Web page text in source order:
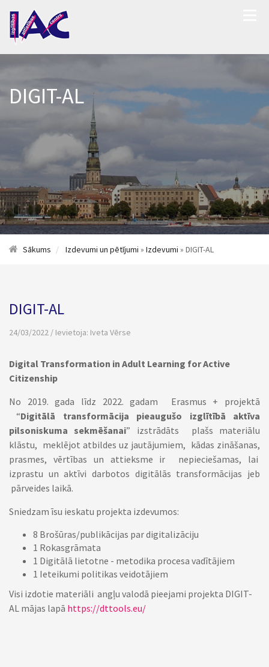
DIGIT-AL
Sākums Izdevumi un pētījumi » Izdevumi » DIGIT-AL
DIGIT-AL
24/03/2022 / Ievietoja: Iveta Vērse
Digital Transformation in Adult Learning for Active
Citizenship
No 2019. gada līdz 2022. gadam Erasmus + projektā
“Digitālā transformācija pieaugušo izglītībā aktīva
pilsoniskuma sekmēšanai” izstrādāts plašs materiālu
klāstu, meklējot atbildes uz jautājumiem, kādas zināšanas,
prasmes, vērtības un attieksme ir nepieciešamas, lai
izprastu un aktīvi darbotos digitālās transformācijas jeb
pārveides laikā.
Sniedzam īsu ieskatu projekta izdevumos:
8 Brošūras/publikācijas par digitalizāciju
1 Rokasgrāmata
1 Digitālā lietotne - metodika procesa vadītājiem
1 Ieteikumi politikas veidotājiem
Visi izdotie materiāli angļu valodā pieejami projekta DIGIT-
AL mājas lapā https://dttools.eu/